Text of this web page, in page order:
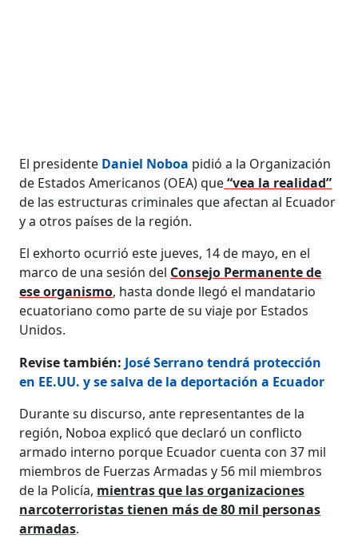
El presidente Daniel Noboa pidió a la Organización
de Estados Americanos (OEA) que“vea la realidad”
de las estructuras criminales que afectan al Ecuador
y a otros países de la región.
El exhorto ocurrió este jueves, 14 de mayo, en el
marco de una sesión del Consejo Permanente de
ese organismo, hasta donde llegó el mandatario
ecuatoriano como parte de su viaje por Estados
Unidos.
Revise también: José Serrano tendrá protección
en EE.UU. y se salva de la deportación a Ecuador
Durante su discurso, ante representantes de la
región, Noboa explicó que declaró un conflicto
armado interno porque Ecuador cuenta con 37 mil
miembros de Fuerzas Armadas y 56 mil miembros
de la Policía, mientras que las organizaciones
narcoterroristas tienen más de 80 mil personas
armadas.